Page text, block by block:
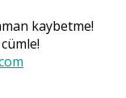
kaybetme!